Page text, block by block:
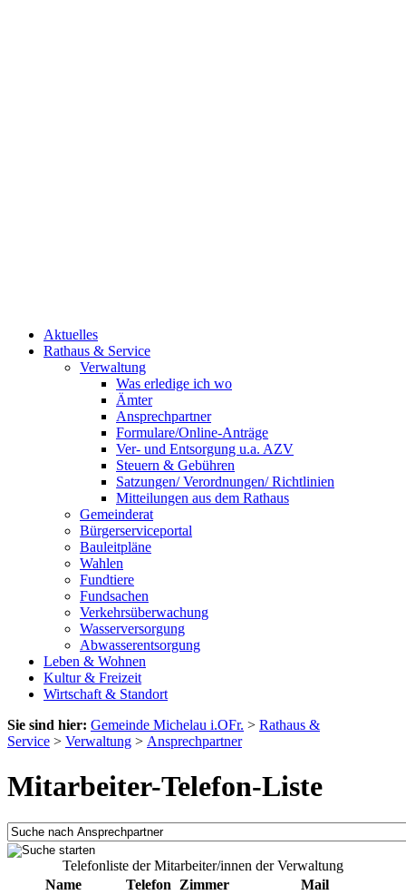
Aktuelles
Rathaus & Service
Verwaltung
Was erledige ich wo
Ämter
Ansprechpartner
Formulare/Online-Anträge
Ver- und Entsorgung u.a. AZV
Steuern & Gebühren
Satzungen/ Verordnungen/ Richtlinien
Mitteilungen aus dem Rathaus
Gemeinderat
Bürgerserviceportal
Bauleitpläne
Wahlen
Fundtiere
Fundsachen
Verkehrsüberwachung
Wasserversorgung
Abwasserentsorgung
Leben & Wohnen
Kultur & Freizeit
Wirtschaft & Standort
Sie sind hier: Gemeinde Michelau i.OFr. > Rathaus &
Service > Verwaltung > Ansprechpartner
Mitarbeiter-Telefon-Liste
Telefonliste der Mitarbeiter/innen der Verwaltung
Name
Telefon Zimmer Mail